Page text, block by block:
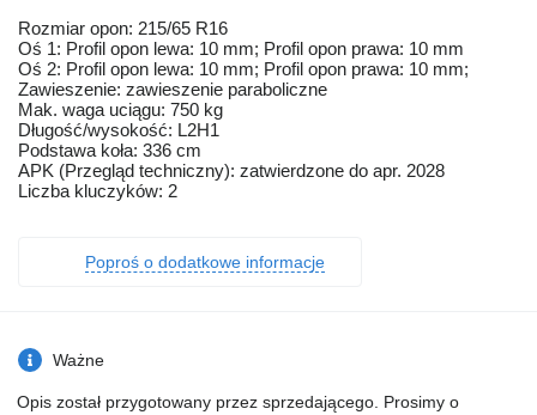
Rozmiar opon: 215/65 R16
Oś 1: Profil opon lewa: 10 mm; Profil opon prawa: 10 mm
Oś 2: Profil opon lewa: 10 mm; Profil opon prawa: 10 mm;
Zawieszenie: zawieszenie paraboliczne
Mak. waga uciągu: 750 kg
Długość/wysokość: L2H1
Podstawa koła: 336 cm
APK (Przegląd techniczny): zatwierdzone do apr. 2028
Liczba kluczyków: 2
Poproś o dodatkowe informacje
Ważne
Opis został przygotowany przez sprzedającego. Prosimy o